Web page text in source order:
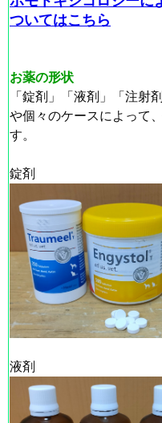
ついてはこちら
お薬の形状
「錠剤」「液剤」「注射
や個々のケースによって
す。
錠剤
液剤